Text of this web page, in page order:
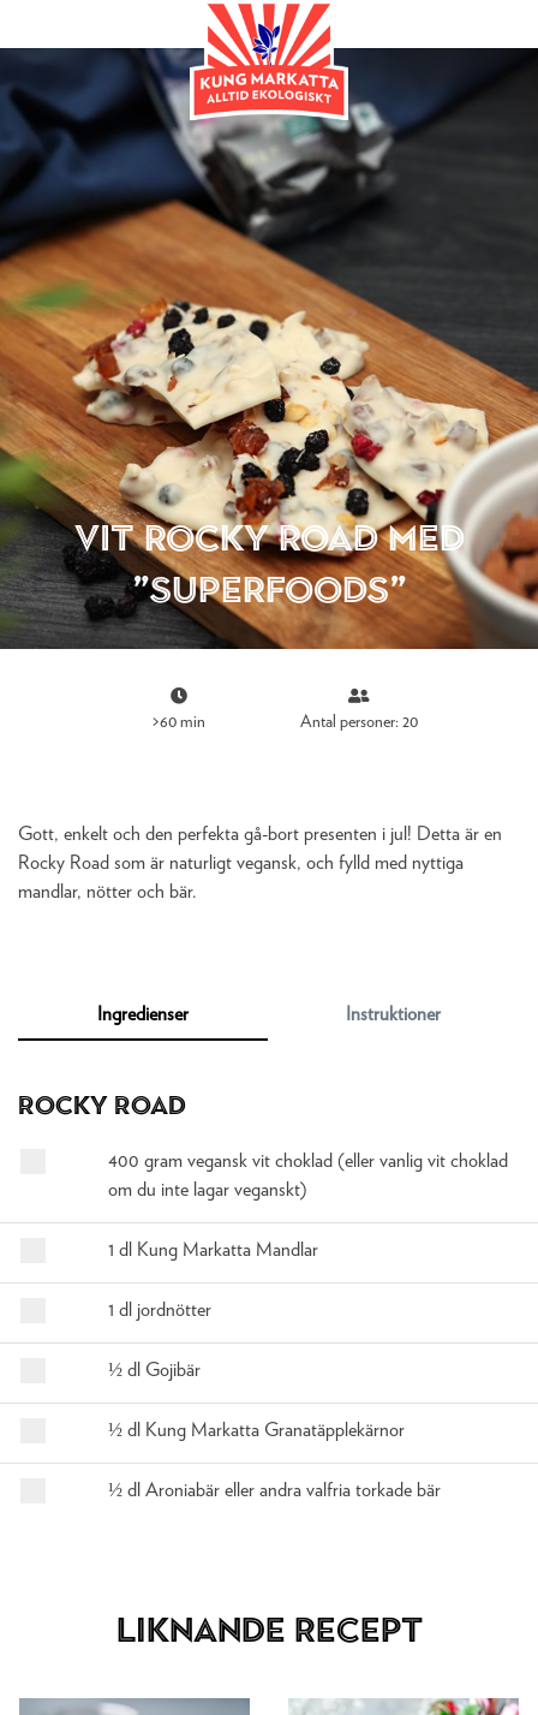
Vit Rocky Road med
”superfoods”
Snacks
>60 min Antal personer: 20
Gott, enkelt och den perfekta gå-bort presenten i jul! Detta är en
Rocky Road som är naturligt vegansk, och fylld med nyttiga
mandlar, nötter och bär.
Ingredienser Instruktioner
Rocky Road
400 gram vegansk vit choklad (eller vanlig vit choklad
om du inte lagar veganskt)
1 dl Kung Markatta Mandlar
1 dl jordnötter
½ dl Gojibär
½ dl Kung Markatta Granatäpplekärnor
½ dl Aroniabär eller andra valfria torkade bär
Liknande recept